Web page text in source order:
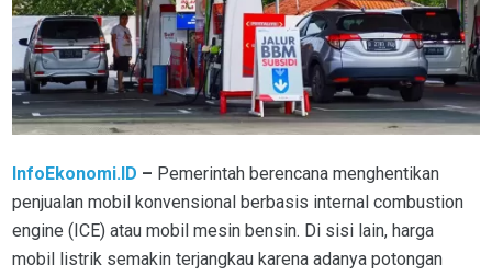
InfoEkonomi.ID – Pemerintah berencana menghentikan
penjualan mobil konvensional berbasis internal combustion
engine (ICE) atau mobil mesin bensin. Di sisi lain, harga
mobil listrik semakin terjangkau karena adanya potongan